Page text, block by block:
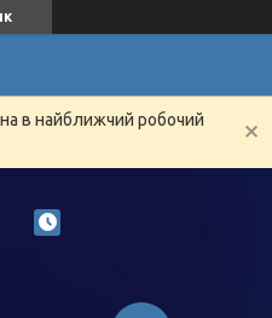
в найближчий робочий